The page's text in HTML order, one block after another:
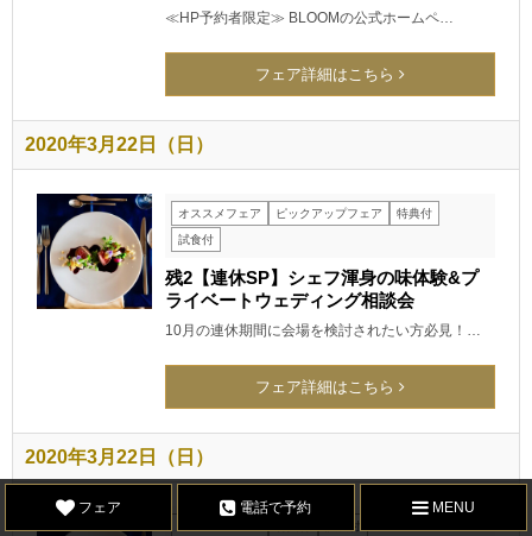
≪HP予約者限定≫ BLOOMの公式ホームペ…
フェア詳細はこちら
2020年3月22日（日）
オススメフェア ピックアップフェア
特典付
試食付
残2【連休SP】シェフ渾身の味体験&プ
ライベートウェディング相談会
10月の連休期間に会場を検討されたい方必見！…
フェア詳細はこちら
2020年3月22日（日）
試食付
フェア 電話で予約 MENU